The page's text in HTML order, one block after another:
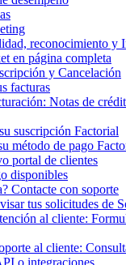
reconocimiento y
en página completa
y Cancelación
facturas
Notas de
suscripción Factorial
método de pago
portal de clientes
disponibles
Contacte con soporte
tus solicitudes de
al cliente:
al cliente:
o integraciones